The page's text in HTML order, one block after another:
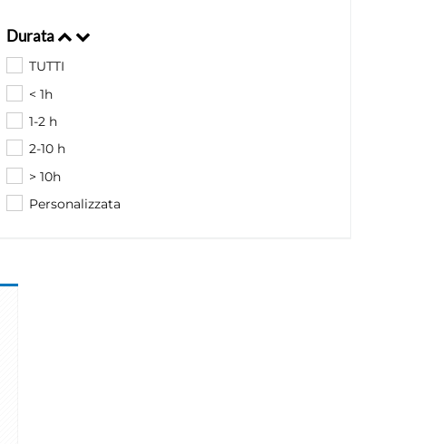
Durata
TUTTI
< 1h
1-2 h
2-10 h
> 10h
Personalizzata